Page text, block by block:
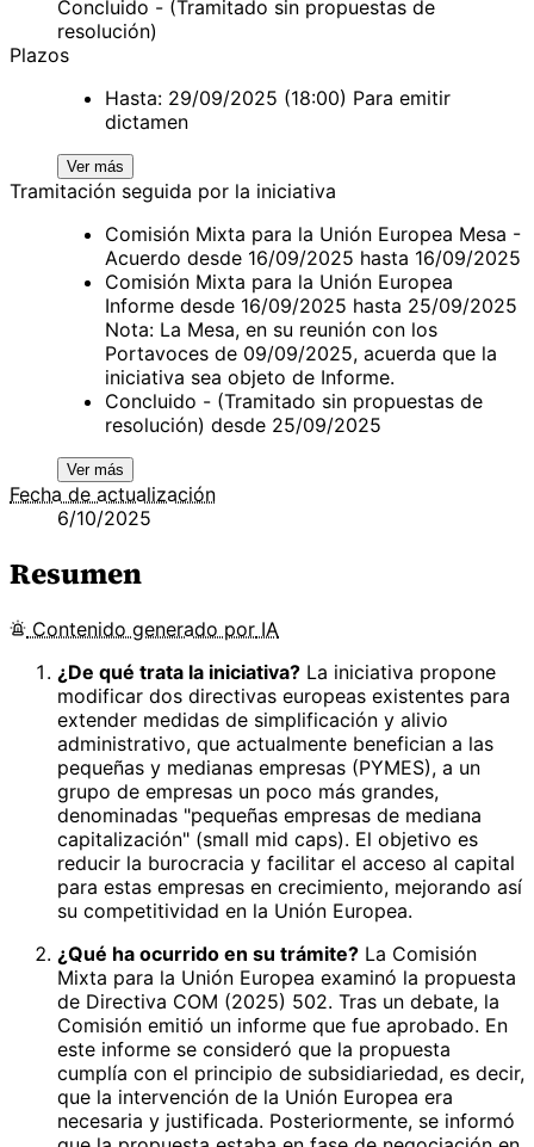
Concluido - (Tramitado sin propuestas de
resolución)
Plazos
Hasta: 29/09/2025 (18:00) Para emitir
dictamen
Ver más
Tramitación seguida por la iniciativa
Comisión Mixta para la Unión Europea Mesa -
Acuerdo desde 16/09/2025 hasta 16/09/2025
Comisión Mixta para la Unión Europea
Informe desde 16/09/2025 hasta 25/09/2025
Nota: La Mesa, en su reunión con los
Portavoces de 09/09/2025, acuerda que la
iniciativa sea objeto de Informe.
Concluido - (Tramitado sin propuestas de
resolución) desde 25/09/2025
Ver más
Fecha de actualización
6/10/2025
Resumen
Contenido generado por IA
¿De qué trata la iniciativa? La iniciativa propone
modificar dos directivas europeas existentes para
extender medidas de simplificación y alivio
administrativo, que actualmente benefician a las
pequeñas y medianas empresas (PYMES), a un
grupo de empresas un poco más grandes,
denominadas "pequeñas empresas de mediana
capitalización" (small mid caps). El objetivo es
reducir la burocracia y facilitar el acceso al capital
para estas empresas en crecimiento, mejorando así
su competitividad en la Unión Europea.
¿Qué ha ocurrido en su trámite? La Comisión
Mixta para la Unión Europea examinó la propuesta
de Directiva COM (2025) 502. Tras un debate, la
Comisión emitió un informe que fue aprobado. En
este informe se consideró que la propuesta
cumplía con el principio de subsidiariedad, es decir,
que la intervención de la Unión Europea era
necesaria y justificada. Posteriormente, se informó